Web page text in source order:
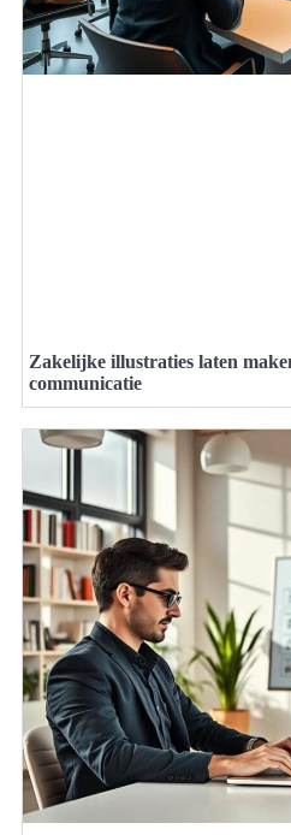
Zakelijke illustraties laten
communicatie